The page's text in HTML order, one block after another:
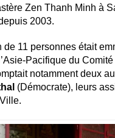
Zen Thanh Minh à
2003.
de 11 personnes était
Pacifique du
notamment deux
(Démocrate), leurs